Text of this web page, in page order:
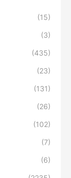
(15)
(3)
(435)
(23)
(131)
(26)
(102)
(7)
(6)